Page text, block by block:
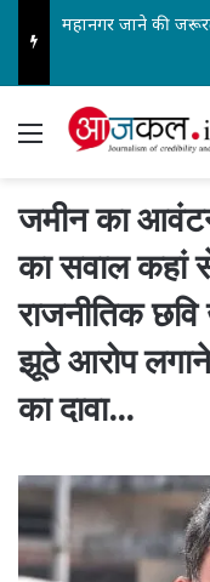
Menu
जमीन का
का सवाल कहां
राजनीतिक
झूठे आरोप लगाने
का दावा…